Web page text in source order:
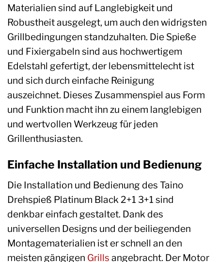
Materialien sind auf Langlebigkeit und
Robustheit ausgelegt, um auch den widrigsten
Grillbedingungen standzuhalten. Die Spieße
und Fixiergabeln sind aus hochwertigem
Edelstahl gefertigt, der lebensmittelecht ist
und sich durch einfache Reinigung
auszeichnet. Dieses Zusammenspiel aus Form
und Funktion macht ihn zu einem langlebigen
und wertvollen Werkzeug für jeden
Grillenthusiasten.
Einfache Installation und Bedienung
Die Installation und Bedienung des Taino
Drehspieß Platinum Black 2+1 3+1 sind
denkbar einfach gestaltet. Dank des
universellen Designs und der beiliegenden
Montagematerialien ist er schnell an den
meisten gängigen Grills angebracht. Der Motor